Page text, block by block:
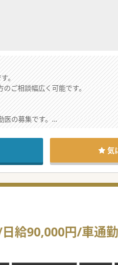
。
ご相談幅広く可能です。
医の募集です。
も良く、東京在住の医師も多数ご
務いただけます。
気
日給90,000円/車